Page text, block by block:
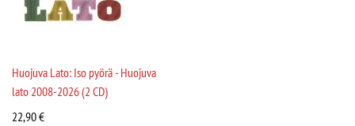
Huojuva Lato: Iso pyörä - Huojuva
lato 2008-2026 (2 CD)
22,90€